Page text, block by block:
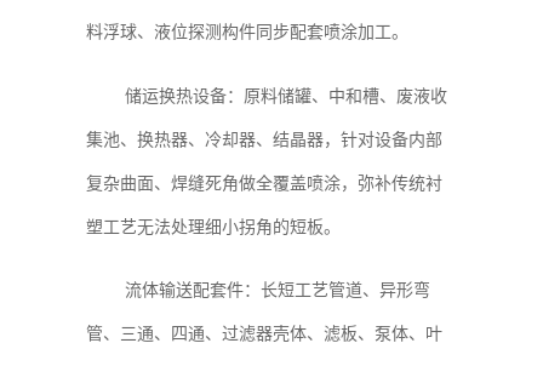
料浮球、液位探测构件同步配套喷涂加工。
储运换热设备：原料储罐、中和槽、废液收
集池、换热器、冷却器、结晶器，针对设备内部
复杂曲面、焊缝死角做全覆盖喷涂，弥补传统衬
塑工艺无法处理细小拐角的短板。
流体输送配套件：长短工艺管道、异形弯
管、三通、四通、过滤器壳体、滤板、泵体、叶